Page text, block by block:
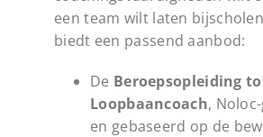
een team wilt laten
biedt een passend aanbod:
De Beroepsopleiding
Loopbaancoach,
en gebaseerd op de